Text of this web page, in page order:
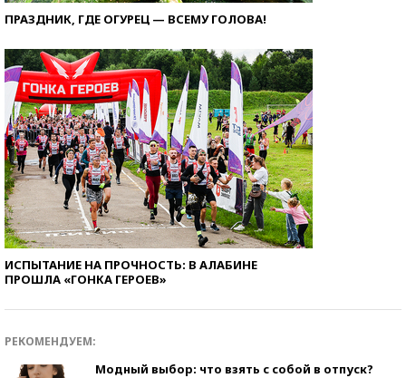
ПРАЗДНИК, ГДЕ ОГУРЕЦ — ВСЕМУ ГОЛОВА!
ИСПЫТАНИЕ НА ПРОЧНОСТЬ: В АЛАБИНЕ
ПРОШЛА «ГОНКА ГЕРОЕВ»
РЕКОМЕНДУЕМ:
Модный выбор: что взять с собой в отпуск?